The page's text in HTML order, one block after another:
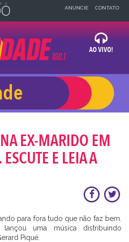
ANUNCIE CONTATO
AO VIVO!
×
99918-1483
EX-MARIDO EM
E LEIA A
para fora tudo que não faz bem.
uma música distribuindo
Piqué.